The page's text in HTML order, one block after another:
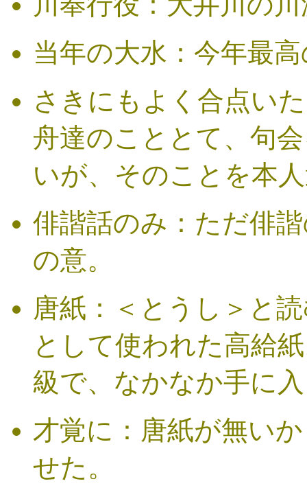
当年の大水：今年最
さきにもよく合点い
舟達のこととて、句
いが、そのことを本
俳諧話のみ：ただ俳
の意。
唐紙：＜とうし＞と
として使われた高給
級で、なかなか手に
才覚に：唐紙が無い
せた。